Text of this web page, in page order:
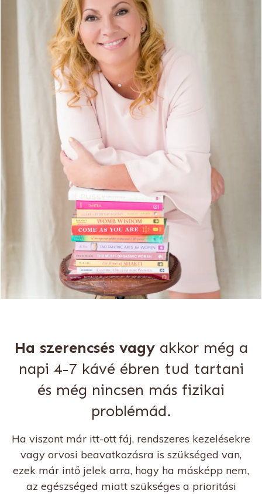
Ha szerencsés vagyakkor még a
napi 4-7 kávé ébren tud tartani
és még nincsen más fizikai
problémád.
Ha viszont már itt-ott fáj, rendszeres kezelésekre
vagy orvosi beavatkozásra is szükséged van,
ezek már intő jelek arra, hogy ha másképp nem,
az egészséged miatt szükséges a prioritási